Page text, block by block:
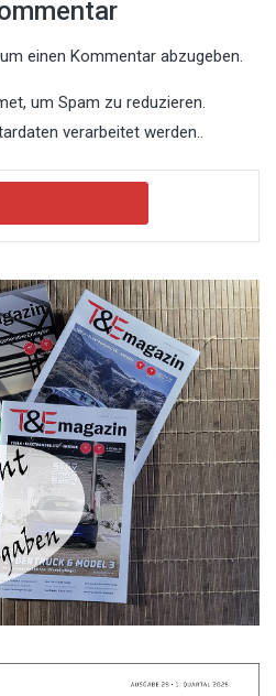
einen Kommentar abzugeben.
um Spam zu reduzieren.
verarbeitet werden..